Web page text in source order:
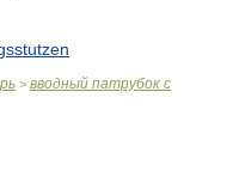
> вводный патрубок с